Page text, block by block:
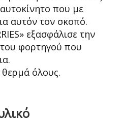
που με
αυτόν τον σκοπό.
εξασφάλισε την
φορτηγού που
όλους.